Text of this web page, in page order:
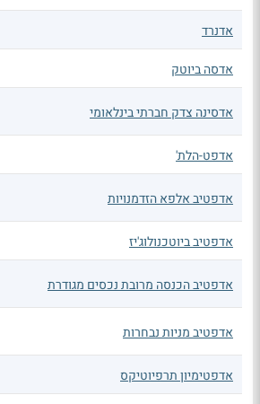
אדנרד
אדסה ביוטק
אדסינה צדק חברתי בינלאומי
אדפט-הלת'
אדפטיב אלפא הזדמנויות
אדפטיב ביוטכנולוג'יז
אדפטיב הכנסה מרובת נכסים מגודרת
אדפטיב מניות נבחרות
אדפטימיון תרפיוטיקס